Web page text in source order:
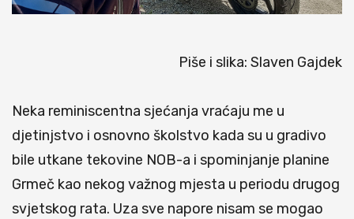
Piše i slika: Slaven Gajdek
Neka reminiscentna sjećanja vraćaju me u
djetinjstvo i osnovno školstvo kada su u gradivo
bile utkane tekovine NOB-a i spominjanje planine
Grmeč kao nekog važnog mjesta u periodu drugog
svjetskog rata. Uza sve napore nisam se mogao